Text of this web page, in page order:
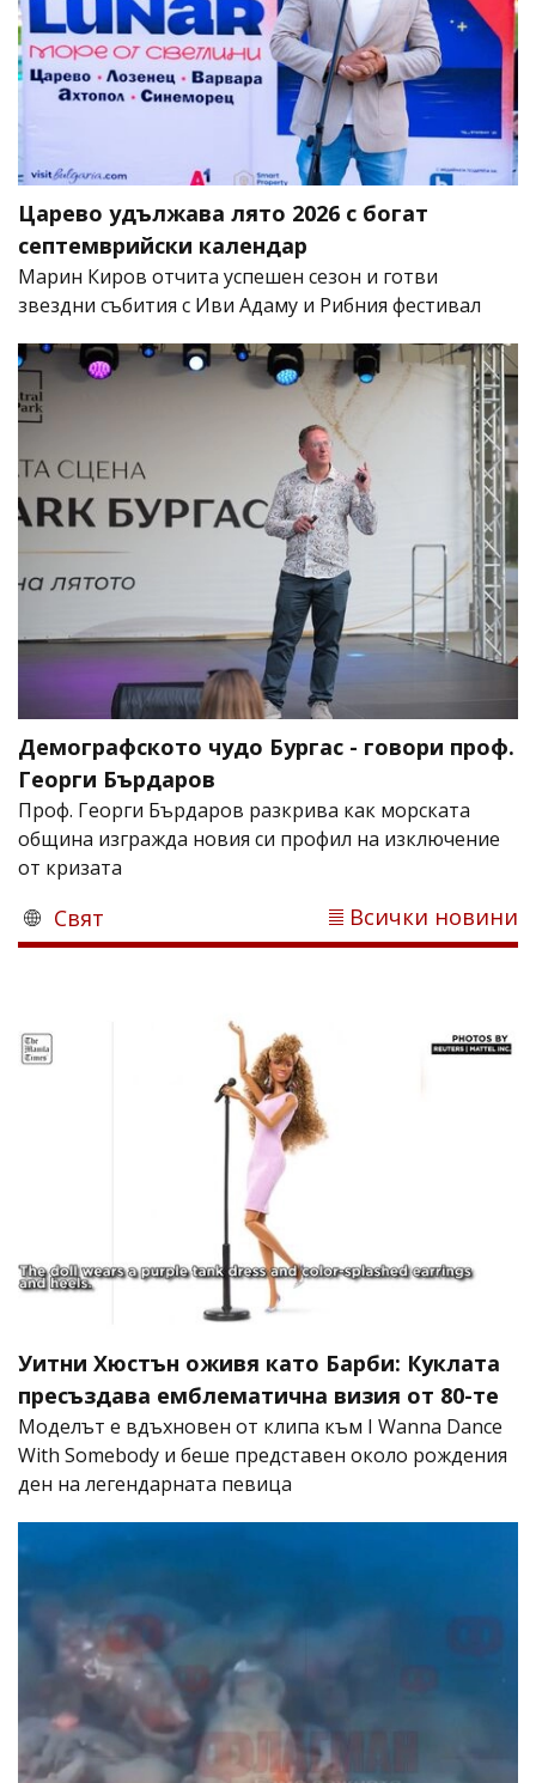
Царево удължава лято 2026 с богат
септемврийски календар
Марин Киров отчита успешен сезон и готви
звездни събития с Иви Адаму и Рибния фестивал
Демографското чудо Бургас - говори проф.
Георги Бърдаров
Проф. Георги Бърдаров разкрива как морската
община изгражда новия си профил на изключение
от кризата
Свят Всички новини
Уитни Хюстън оживя като Барби: Куклата
пресъздава емблематична визия от 80-те
Моделът е вдъхновен от клипа към I Wanna Dance
With Somebody и беше представен около рождения
ден на легендарната певица